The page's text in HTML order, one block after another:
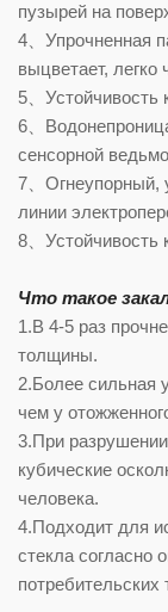
пузырей на
4、Упрочненная
выцветает, легко
5、Устойчивость
6、
сенсорной
7、Огнеупорный,
линии
8、Устойчивость
Что такое
1.В 4-5 раз
толщины.
2.Более сильная
чем у
3.При
кубические
человека.
4.Подходит для
стекла согласно
потребительских